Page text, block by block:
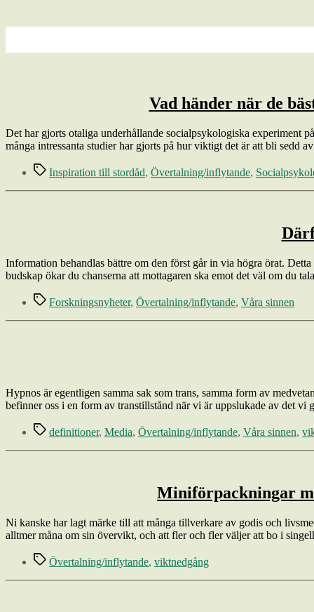
Vad händer när de
Det har gjorts otaliga underhållande socialpsykologiska experiment
många intressanta studier har gjorts på hur viktigt det är att bli sedd
Etiketter
Inspiration till stordåd, Övertalning/inflytande,
Information behandlas bättre om den först går in via högra örat.
budskap ökar du chanserna att mottagaren ska emot det väl om du
Etiketter
Forskningsnyheter, Övertalning/inflytande, Våra sinnen
Hypnos är egentligen samma sak som trans, samma form av
befinner oss i en form av transtillstånd när vi är uppslukade av det
Etiketter
definitioner, Media, Övertalning/inflytande, Våra sinnen,
Miniförpackningar
Ni kanske har lagt märke till att många tillverkare av godis och
alltmer måna om sin övervikt, och att fler och fler väljer att bo i
Etiketter
Övertalning/inflytande, viktnedgång